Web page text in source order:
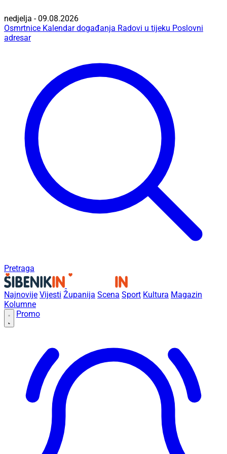
nedjelja - 09.08.2026
Osmrtnice Kalendar događanja Radovi u tijeku Poslovni
adresar
Pretraga
Najnovije Vijesti Županija Scena Sport Kultura Magazin
Kolumne
Promo